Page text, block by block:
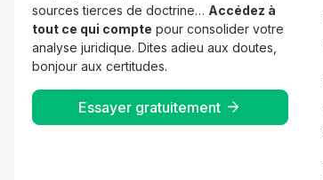
sources tierces de doctrine… Accédez à
tout ce qui compte pour consolider votre
analyse juridique. Dites adieu aux doutes,
bonjour aux certitudes.
Essayer gratuitement